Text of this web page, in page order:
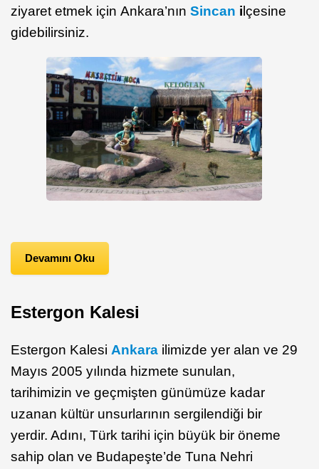
ziyaret etmek için Ankara’nın Sincan i lçesine
gidebilirsiniz.
Devamını Oku
Estergon Kalesi
Estergon Kalesi Ankara ilimizde yer alan ve 29
Mayıs 2005 yılında hizmete sunulan,
tarihimizin ve geçmişten günümüze kadar
uzanan kültür unsurlarının sergilendiği bir
yerdir. Adını, Türk tarihi için büyük bir öneme
sahip olan ve Budapeşte’de Tuna Nehri